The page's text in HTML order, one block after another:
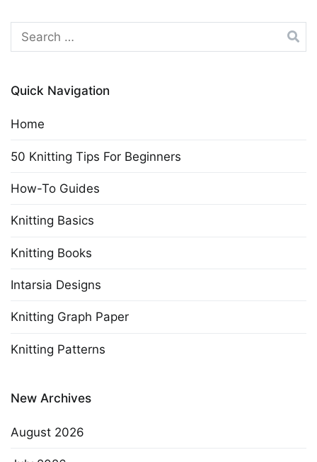
Search
for:
Quick Navigation
Home
50 Knitting Tips For Beginners
How-To Guides
Knitting Basics
Knitting Books
Intarsia Designs
Knitting Graph Paper
Knitting Patterns
New Archives
August 2026